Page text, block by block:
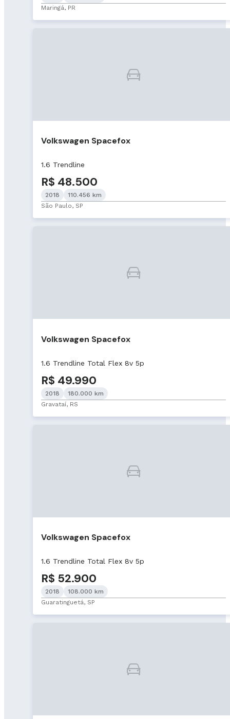
Maringá, PR
Volkswagen Spacefox
1.6 Trendline
R$ 48.500
2018
110.456 km
São Paulo, SP
Volkswagen Spacefox
1.6 Trendline Total Flex 8v 5p
R$ 49.990
2018
180.000 km
Gravataí, RS
Volkswagen Spacefox
1.6 Trendline Total Flex 8v 5p
R$ 52.900
2018
108.000 km
Guaratinguetá, SP